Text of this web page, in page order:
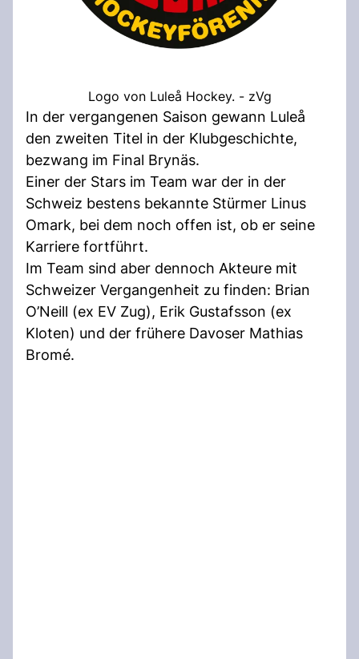
Logo von Luleå Hockey. - zVg
In der vergangenen Saison gewann Luleå
den zweiten Titel in der Klubgeschichte,
bezwang im Final Brynäs.
Einer der Stars im Team war der in der
Schweiz bestens bekannte Stürmer Linus
Omark, bei dem noch offen ist, ob er seine
Karriere fortführt.
Im Team sind aber dennoch Akteure mit
Schweizer Vergangenheit zu finden: Brian
O’Neill (ex EV Zug), Erik Gustafsson (ex
Kloten) und der frühere Davoser Mathias
Bromé.